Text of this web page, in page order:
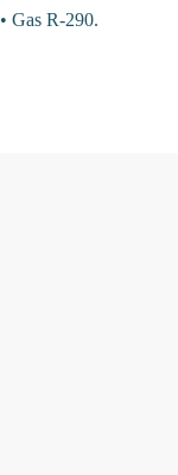
• Gas R-290.